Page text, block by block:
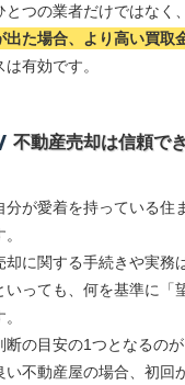
とつの業者だけではなく、
出た場合、より高い買取
は有効です。
不動産売却は信頼で
分が愛着を持っている住
却に関する手続きや実務
いっても、何を基準に「
断の目安の1つとなるの
い不動産屋の場合、初回